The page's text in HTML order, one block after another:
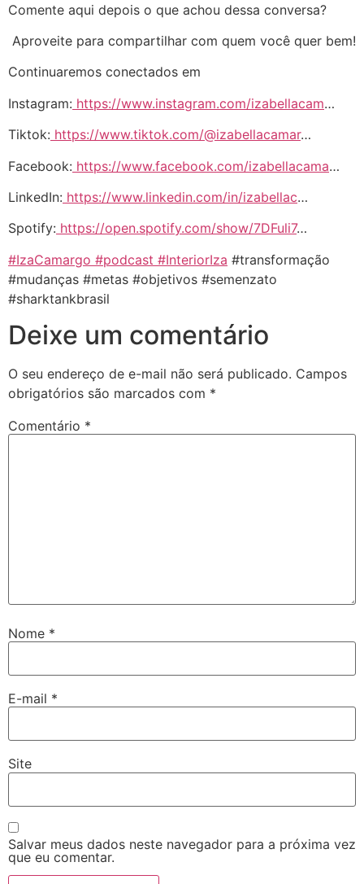
Comente aqui depois o que achou dessa conversa?
Aproveite para compartilhar com quem você quer bem!
Continuaremos conectados em
Instagram: https://www.instagram.com/izabellacam…
Tiktok: https://www.tiktok.com/@izabellacamar…
Facebook: https://www.facebook.com/izabellacama…
LinkedIn: https://www.linkedin.com/in/izabellac…
Spotify: https://open.spotify.com/show/7DFuli7…
#IzaCamargo #podcast #InteriorIza #transformação
#mudanças #metas #objetivos #semenzato
#sharktankbrasil
Deixe um comentário
O seu endereço de e-mail não será publicado. Campos
obrigatórios são marcados com *
Comentário *
Nome *
E-mail *
Site
Salvar meus dados neste navegador para a próxima vez
que eu comentar.